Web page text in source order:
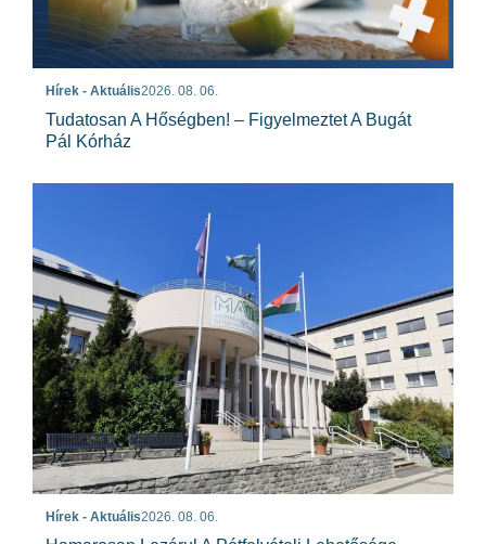
Hírek - Aktuális2026. 08. 06.
Tudatosan A Hőségben! – Figyelmeztet A Bugát
Pál Kórház
Hírek - Aktuális2026. 08. 06.